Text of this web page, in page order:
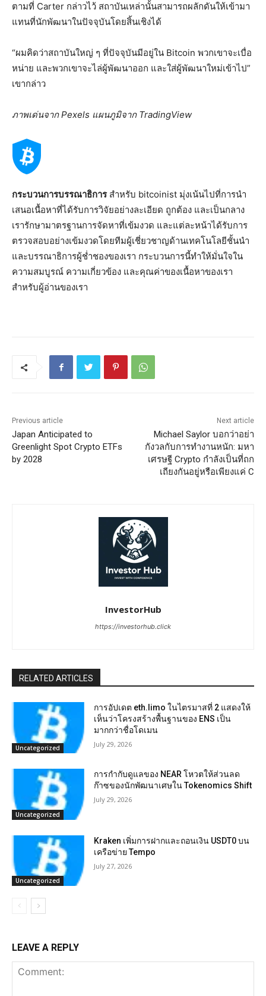
ตามที่ Carter กล่าวไว้ สถาบันเหล่านั้นสามารถผลักดันให้เข้ามา
แทนที่นักพัฒนาในปัจจุบันโดยสิ้นเชิงได้
“ผมคิดว่าสถาบันใหญ่ ๆ ที่ปัจจุบันมีอยู่ใน Bitcoin พวกเขาจะเบื่อ
หน่าย และพวกเขาจะไล่ผู้พัฒนาออก และใส่ผู้พัฒนาใหม่เข้าไป”
เขากล่าว
ภาพเด่นจาก Pexels แผนภูมิจาก TradingView
กระบวนการบรรณาธิการสำหรับ bitcoinist มุ่งเน้นไปที่การนำ
เสนอเนื้อหาที่ได้รับการวิจัยอย่างละเอียด ถูกต้อง และเป็นกลาง
เรารักษามาตรฐานการจัดหาที่เข้มงวด และแต่ละหน้าได้รับการ
ตรวจสอบอย่างเข้มงวดโดยทีมผู้เชี่ยวชาญด้านเทคโนโลยีชั้นนำ
และบรรณาธิการผู้ช่ำชองของเรา กระบวนการนี้ทำให้มั่นใจใน
ความสมบูรณ์ ความเกี่ยวข้อง และคุณค่าของเนื้อหาของเรา
สำหรับผู้อ่านของเรา
Previous article
Japan Anticipated to
Greenlight Spot Crypto ETFs
by 2028
Next article
Michael Saylor บอกว่าอย่า
กังวลกับการทำงานหนัก: มหา
เศรษฐี Crypto กำลังเป็นที่ถก
เถียงกันอยู่หรือเพียงแค่ C
InvestorHub
https://investorhub.click
RELATED ARTICLES
Uncategorized
การอัปเดต eth.limo ในไตรมาสที่ 2 แสดงให้
เห็นว่าโครงสร้างพื้นฐานของ ENS เป็น
มากกว่าชื่อโดเมน
July 29, 2026
Uncategorized
การกำกับดูแลของ NEAR โหวตให้ส่วนลด
ก๊าซของนักพัฒนาเศษใน Tokenomics Shift
July 29, 2026
Uncategorized
Kraken เพิ่มการฝากและถอนเงิน USDT0 บน
เครือข่าย Tempo
July 27, 2026
LEAVE A REPLY